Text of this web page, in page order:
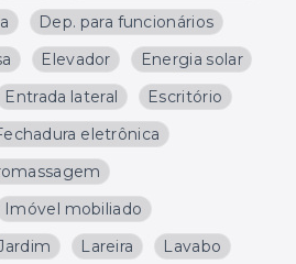
Dep. para funcionários
Elevador
Energia solar
Entrada lateral
Escritório
eletrônica
Imóvel mobiliado
Lareira
Lavabo